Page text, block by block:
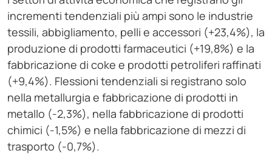
incrementi tendenziali più ampi sono le industrie
tessili, abbigliamento, pelli e accessori (+23,4%), la
produzione di prodotti farmaceutici (+19,8%) e la
fabbricazione di coke e prodotti petroliferi raffinati
(+9,4%). Flessioni tendenziali si registrano solo
nella metallurgia e fabbricazione di prodotti in
metallo (-2,3%), nella fabbricazione di prodotti
chimici (-1,5%) e nella fabbricazione di mezzi di
trasporto (-0,7%).